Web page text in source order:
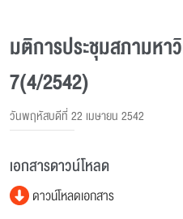
มติการประชุมสภามหา
7(4/2542)
วันพฤหัสบดีที่ 22 เมษายน 2542
เอกสารดาวน์โหลด
ดาวน์โหลดเอกสาร